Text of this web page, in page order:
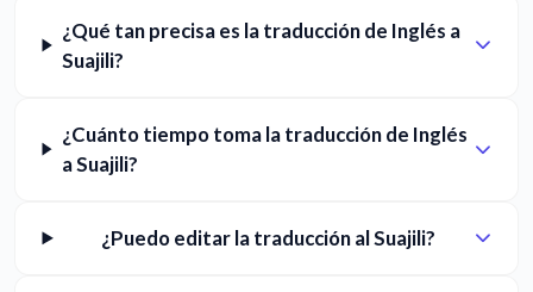
¿Qué tan precisa es la traducción de Inglés a
Suajili?
¿Cuánto tiempo toma la traducción de Inglés
a Suajili?
¿Puedo editar la traducción al Suajili?